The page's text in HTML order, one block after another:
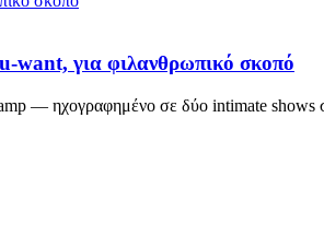
για φιλανθρωπικό σκοπό
— ηχογραφημένο σε δύο intimate